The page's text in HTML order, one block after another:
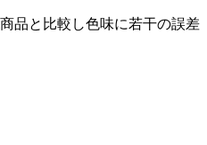
品と比較し色味に若干の誤差